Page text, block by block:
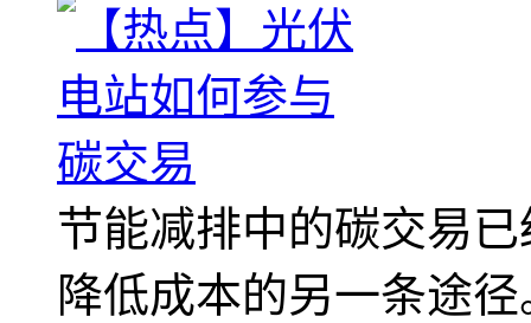
节能减排中的碳交易
降低成本的另一条途